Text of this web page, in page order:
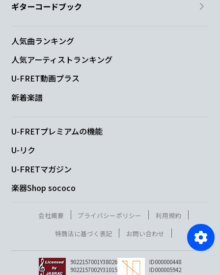
ギターコードブック
人気曲ランキング
人気アーティストランキング
U-FRET動画プラス
新着楽譜
U-FRETプレミアムの機能
U-リク
U-FRETマガジン
楽器Shop sococo
会社概要 プライバシーポリシー
利用規約
特商法に基づく表記
お問い合わせ
9022157001Y38026
9022157002Y31015
ID000000448
ID000005942